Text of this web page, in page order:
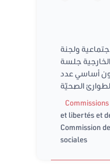
ولجنة
جلسة
أساسي عدد
Commissions
et libertés et
Commission
sociales